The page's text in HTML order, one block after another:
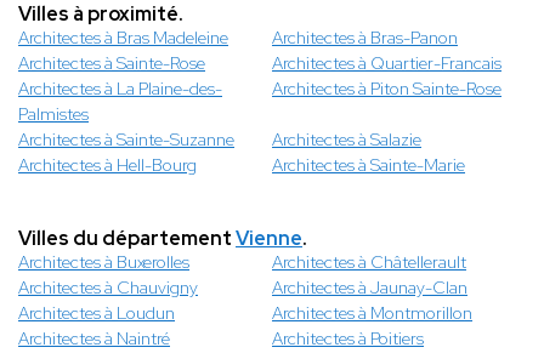
Villes à proximité.
Architectes à Bras Madeleine
Architectes à Bras-Panon
Architectes à Sainte-Rose
Architectes à Quartier-Francais
Architectes à La Plaine-des-
Palmistes
Architectes à Piton Sainte-Rose
Architectes à Sainte-Suzanne
Architectes à Salazie
Architectes à Hell-Bourg
Architectes à Sainte-Marie
Villes du départementVienne.
Architectes à Buxerolles
Architectes à Châtellerault
Architectes à Chauvigny
Architectes à Jaunay-Clan
Architectes à Loudun
Architectes à Montmorillon
Architectes à Naintré
Architectes à Poitiers